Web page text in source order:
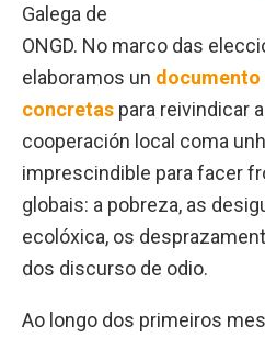
Galega de
ONGD. No marco das
elaboramos un documento
concretas para reivindicar
cooperación local coma
imprescindible para facer
globais: a pobreza, as
ecolóxica, os
dos discurso de odio.
Ao longo dos primeiros